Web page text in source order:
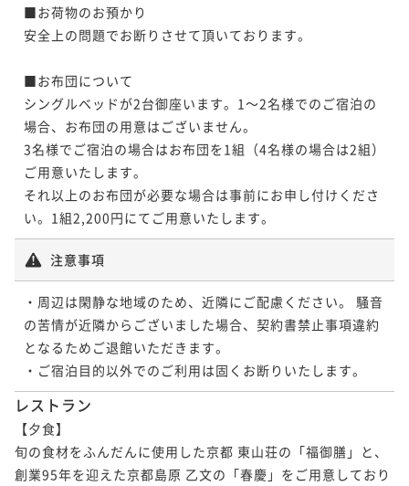
■お荷物のお預かり
安全上の問題でお断りさせて頂いております。
■お布団について
シングルベッドが2台御座います。1～2名様でのご宿泊の
場合、お布団の用意はございません。
3名様でご宿泊の場合はお布団を1組（4名様の場合は2組）
ご用意いたします。
それ以上のお布団が必要な場合は事前にお申し付けくださ
い。1組2,200円にてご用意いたします。
注意事項
・周辺は閑静な地域のため、近隣にご配慮ください。 騒音
の苦情が近隣からございました場合、契約書禁止事項違約
となるためご退館いただきます。
・ご宿泊目的以外でのご利用は固くお断りいたします。
レストラン
【夕食】
旬の食材をふんだんに使用した京都 東山荘の「福御膳」と、
創業95年を迎えた京都島原 乙文の「春慶」をご用意しており